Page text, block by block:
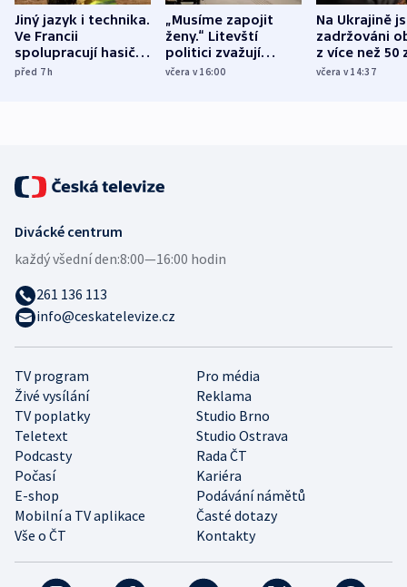
Jiný jazyk i technika.
Ve Francii
spolupracují hasiči z
různých zemí
před 7h
„Musíme zapojit
ženy.“ Litevští
politici zvažují
dohodu o
včera v 16:00
Na Ukrajině
zadržováni
z více než 50
Bojovali na
včera v 14:37
TV program
Pro média
Živé vysílání
Reklama
TV poplatky
Studio Brno
Teletext
Studio Ostrava
Podcasty
Rada ČT
Počasí
Kariéra
E-shop
Podávání námětů
Mobilní a TV aplikace
Časté dotazy
Vše o ČT
Kontakty
Divácké centrum
každý všední den:8:00—16:00 hodin
261 136 113
info@ceskatelevize.cz